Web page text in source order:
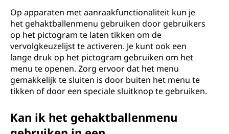
Op apparaten met aanraakfunctionaliteit kun je
het gehaktballenmenu gebruiken door gebruikers
op het pictogram te laten tikken om de
vervolgkeuzelijst te activeren. Je kunt ook een
lange druk op het pictogram gebruiken om het
menu te openen. Zorg ervoor dat het menu
gemakkelijk te sluiten is door buiten het menu te
tikken of door een speciale sluitknop te gebruiken.
Kan ik het gehaktballenmenu